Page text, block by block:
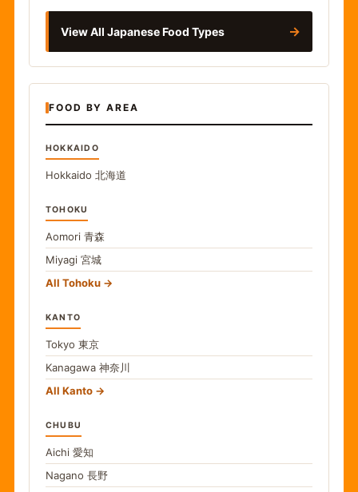
View All Japanese Food Types →
FOOD BY AREA
HOKKAIDO
Hokkaido 北海道
TOHOKU
Aomori 青森
Miyagi 宮城
All Tohoku
KANTO
Tokyo 東京
Kanagawa 神奈川
All Kanto
CHUBU
Aichi 愛知
Nagano 長野